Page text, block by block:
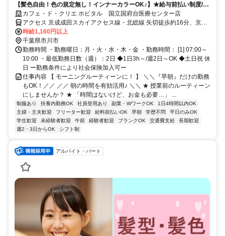
【髪色自由！色の規定無し！インナーカラーOK♪】★給与前払い制度/選
べる時間帯/未経験歓迎/社割有★
カフェ・ド・クリエ ホピタル 国立国府台医療センター店
アクセス 京成成田スカイアクセス線・北総線 矢切徒歩約16分、京成
本線 国府台徒歩約18分
時給1,160円以上
千葉県市川市
勤務時間 ・勤務曜日：月・火・水・木・金 ・勤務時間： [1] 07:00～
10:00 ・最低勤務日数（週）：2日 ◆1日3h～/週2日～OK ◆土日祝 休
日 ー勤務条件により社会保険加入可ー
仕事内容 【 モーニングルーティーンに！ 】 ＼＼『早朝』だけの勤務
もOK！／／ ／／ 朝の時間を有効活用♪ ＼＼ ★ 授業前のルーティーン
にしませんか？ ★ 「時間はないけど、お金も必要…」 ...
制服あり 扶養内勤務OK 社員登用あり 副業・WワークOK
1日4時間以内OK
主婦・主夫歓迎
フリーター歓迎 給料前払いOK 早朝 学歴不問
平日のみOK
学生歓迎
未経験者歓迎 午前 経験者歓迎 ブランクOK 交通費支給
長期歓迎
週2・3日からOK
シフト制
アルバイト・パート